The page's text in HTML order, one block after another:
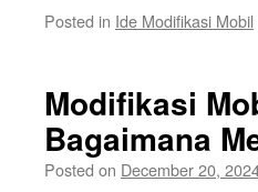
Posted in Ide Modifikasi Mobil
Modifikasi
Bagaimana
Posted on December 20,